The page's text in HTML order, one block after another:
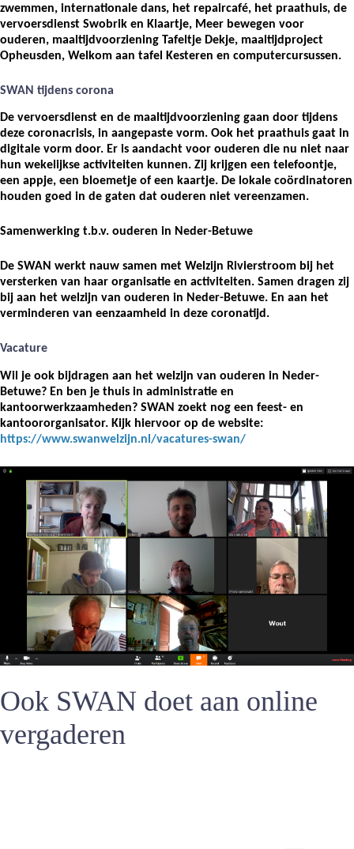
zwemmen, internationale dans, het repaircafé, het praathuis, de
vervoersdienst Swobrik en Klaartje, Meer bewegen voor
ouderen, maaltijdvoorziening Tafeltje Dekje, maaltijdproject
Opheusden, Welkom aan tafel Kesteren en computercursussen.
SWAN tijdens corona
De vervoersdienst en de maaltijdvoorziening gaan door tijdens
deze coronacrisis, in aangepaste vorm. Ook het praathuis gaat in
digitale vorm door. Er is aandacht voor ouderen die nu niet naar
hun wekelijkse activiteiten kunnen. Zij krijgen een telefoontje,
een appje, een bloemetje of een kaartje. De lokale coördinatoren
houden goed in de gaten dat ouderen niet vereenzamen.
Samenwerking t.b.v. ouderen in Neder-Betuwe
De SWAN werkt nauw samen met Welzijn Rivierstroom bij het
versterken van haar organisatie en activiteiten. Samen dragen zij
bij aan het welzijn van ouderen in Neder-Betuwe. En aan het
verminderen van eenzaamheid in deze coronatijd.
Vacature
Wil je ook bijdragen aan het welzijn van ouderen in Neder-
Betuwe? En ben je thuis in administratie en
kantoorwerkzaamheden? SWAN zoekt nog een feest- en
kantoororganisator. Kijk hiervoor op de website:
https://www.swanwelzijn.nl/vacatures-swan/
Ook SWAN doet aan online
vergaderen